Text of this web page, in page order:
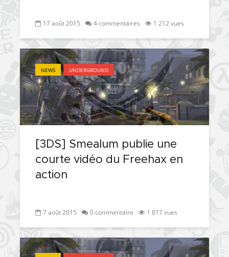
17 août 2015 4 commentaires 1 212 vues
NEWS UNDERGROUND
[3DS] Smealum publie une
courte vidéo du Freehax en
action
7 août 2015 0 commentaire 1 817 vues